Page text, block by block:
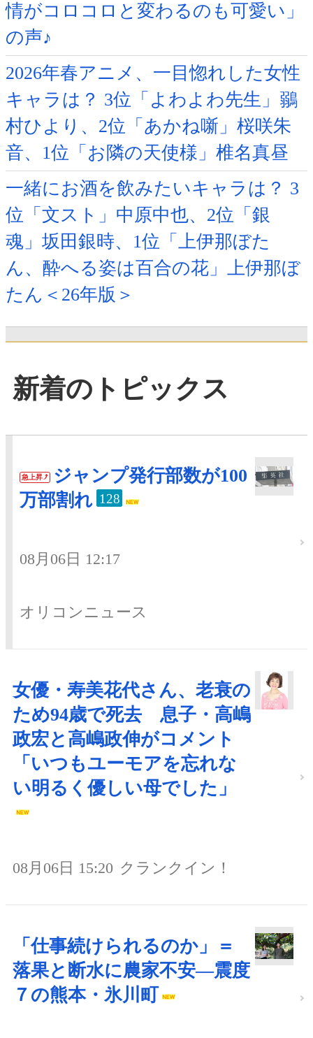
情がコロコロと変わるのも可愛い」
の声♪
2026年春アニメ、一目惚れした女性
キャラは？ 3位「よわよわ先生」鶸
村ひより、2位「あかね噺」桜咲朱
音、1位「お隣の天使様」椎名真昼
一緒にお酒を飲みたいキャラは？ 3
位「文スト」中原中也、2位「銀
魂」坂田銀時、1位「上伊那ぼた
ん、酔へる姿は百合の花」上伊那ぼ
たん＜26年版＞
新着のトピックス
急上昇
ジャンプ発行部数が100
万部割れ 128
08月06日 12:17
オリコンニュース
女優・寿美花代さん、老衰の
ため94歳で死去 息子・高嶋
政宏と高嶋政伸がコメント
「いつもユーモアを忘れな
い明るく優しい母でした」
08月06日 15:20 クランクイン！
「仕事続けられるのか」＝
落果と断水に農家不安―震度
７の熊本・氷川町